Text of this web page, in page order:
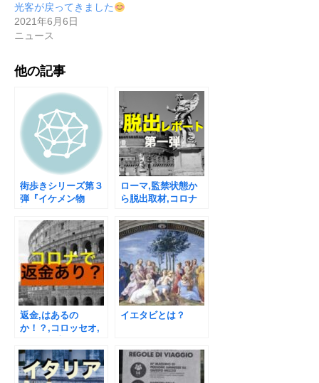
光客が戻ってきました
2021年6月6日
ニュース
他の記事
街歩きシリーズ第３
弾『イケメン物
です！
産経新聞
社産経ウェーブ主催
ローマ,監禁状態か
ら脱出取材,コロナ
ない街
返金,はあるの
か！？,コロッセオ,
ルゲーゼ美術館
イエタビとは？